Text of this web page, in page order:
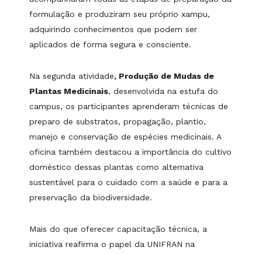
formulação e produziram seu próprio xampu,
adquirindo conhecimentos que podem ser
aplicados de forma segura e consciente.
Na segunda atividade, Produção de Mudas de
Plantas Medicinais, desenvolvida na estufa do
campus, os participantes aprenderam técnicas de
preparo de substratos, propagação, plantio,
manejo e conservação de espécies medicinais. A
oficina também destacou a importância do cultivo
doméstico dessas plantas como alternativa
sustentável para o cuidado com a saúde e para a
preservação da biodiversidade.
Mais do que oferecer capacitação técnica, a
iniciativa reafirma o papel da UNIFRAN na